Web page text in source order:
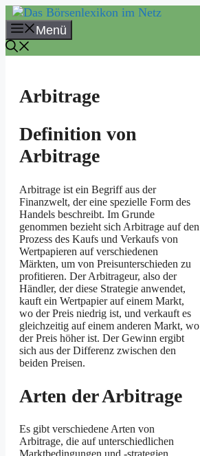
Zum
Inhalt
springenMenü
Arbitrage
Definition von
Arbitrage
Arbitrage ist ein Begriff aus der
Finanzwelt, der eine spezielle Form des
Handels beschreibt. Im Grunde
genommen bezieht sich Arbitrage auf den
Prozess des Kaufs und Verkaufs von
Wertpapieren auf verschiedenen
Märkten, um von Preisunterschieden zu
profitieren. Der Arbitrageur, also der
Händler, der diese Strategie anwendet,
kauft ein Wertpapier auf einem Markt,
wo der Preis niedrig ist, und verkauft es
gleichzeitig auf einem anderen Markt, wo
der Preis höher ist. Der Gewinn ergibt
sich aus der Differenz zwischen den
beiden Preisen.
Arten der Arbitrage
Es gibt verschiedene Arten von
Arbitrage, die auf unterschiedlichen